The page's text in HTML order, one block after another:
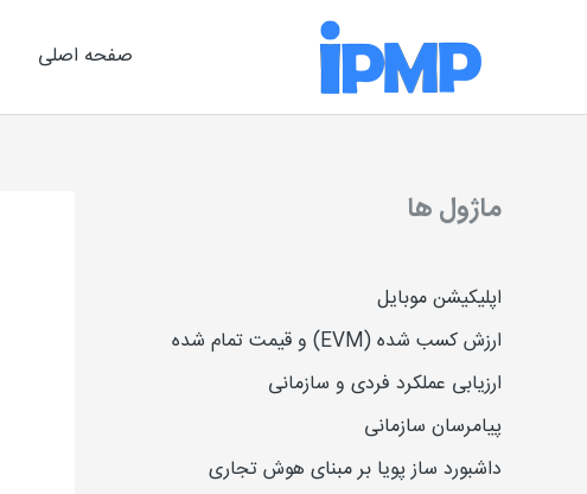
صفحه اصلی
ماژول ها
اپلیکیشن موبایل
ارزش کسب شده (EVM) و قیمت تمام شده
ارزیابی عملکرد فردی و سازمانی
پیامرسان سازمانی
داشبورد ساز پویا بر مبنای هوش تجاری